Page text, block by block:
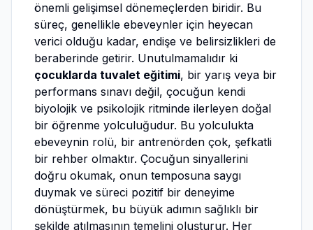
önemli gelişimsel dönemeçlerden biridir. Bu
süreç, genellikle ebeveynler için heyecan
verici olduğu kadar, endişe ve belirsizlikleri de
beraberinde getirir. Unutulmamalıdır ki
çocuklarda tuvalet eğitimi, bir yarış veya bir
performans sınavı değil, çocuğun kendi
biyolojik ve psikolojik ritminde ilerleyen doğal
bir öğrenme yolculuğudur. Bu yolculukta
ebeveynin rolü, bir antrenörden çok, şefkatli
bir rehber olmaktır. Çocuğun sinyallerini
doğru okumak, onun temposuna saygı
duymak ve süreci pozitif bir deneyime
dönüştürmek, bu büyük adımın sağlıklı bir
şekilde atılmasının temelini oluşturur. Her